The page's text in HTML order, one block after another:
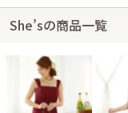
She’sの商品一覧